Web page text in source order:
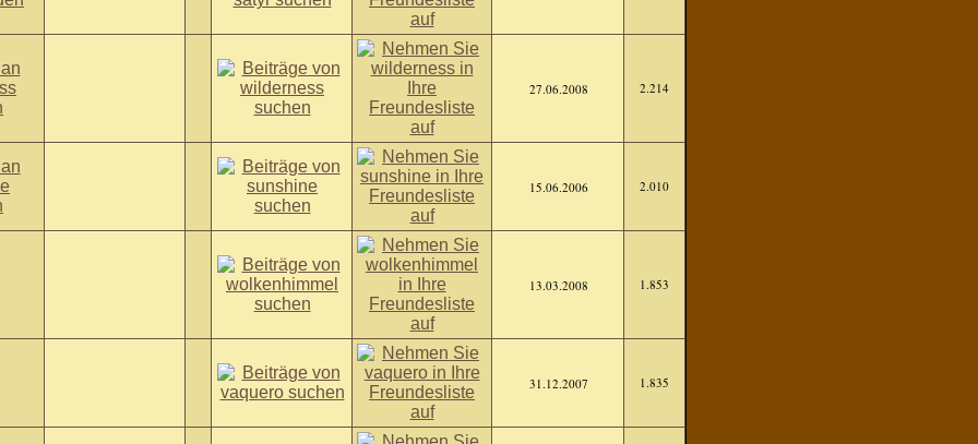
27.06.2008 2.214
15.06.2006 2.010
13.03.2008 1.853
31.12.2007 1.835